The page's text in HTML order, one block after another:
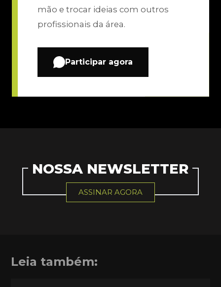
mão e trocar ideias com outros
profissionais da área.
Participar agora
NOSSA NEWSLETTER
ASSINAR AGORA
Leia também: